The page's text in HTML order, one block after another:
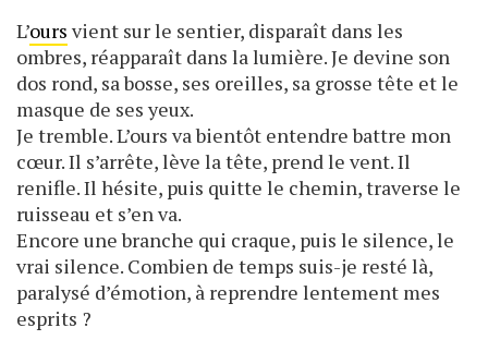
L’ours vient sur le sentier, disparaît dans les
ombres, réapparaît dans la lumière. Je devine son
dos rond, sa bosse, ses oreilles, sa grosse tête et le
masque de ses yeux.
Je tremble. L’ours va bientôt entendre battre mon
cœur. Il s’arrête, lève la tête, prend le vent. Il
renifle. Il hésite, puis quitte le chemin, traverse le
ruisseau et s’en va.
Encore une branche qui craque, puis le silence, le
vrai silence. Combien de temps suis-je resté là,
paralysé d’émotion, à reprendre lentement mes
esprits ?